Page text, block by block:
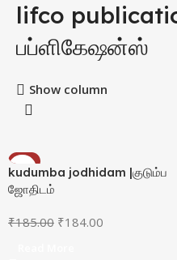
lifco
பப்ளிகேஷன்ஸ்
Show column
-1%
SOLD OUT
kudumba jodhidam |குடும்ப
ஜோதிடம்
₹185.00 ₹184.00